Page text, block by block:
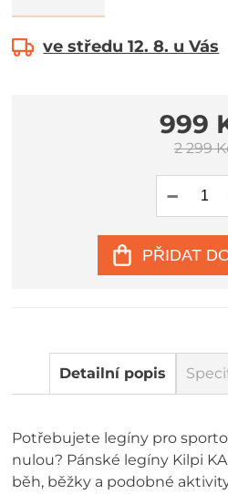
ve středu 12. 8. u Vás
999
2 299
PŘIDAT
Detailní popis
Potřebujete legíny pro
nulou? Pánské legíny Kilpi
běh, běžky a podobné